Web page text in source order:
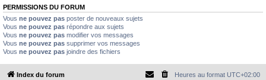
PERMISSIONS DU FORUM
Vous ne pouvez pas poster de nouveaux sujets
Vous ne pouvez pas répondre aux sujets
Vous ne pouvez pas modifier vos messages
Vous ne pouvez pas supprimer vos messages
Vous ne pouvez pas joindre des fichiers
Index du forum Heures au format UTC+02:00